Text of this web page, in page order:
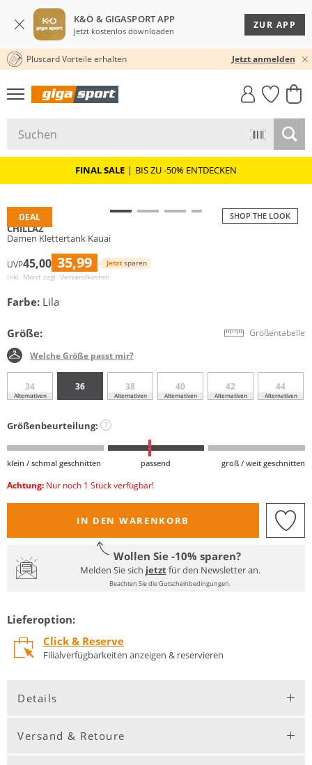
K&Ö & GIGASPORT APP
Jetzt kostenlos downloaden
ZUR APP
30 TAGE RÜCKGABERECHT
Pluscard Vorteile erhalten Jetzt anmelden
GIGASTYLE
FAHRRAD­
MUST-HAVE
FINAL SALE | BIS ZU -50% ENTDECKEN
SHOP THE LOOK
DEAL
CHILLAZ
Damen Klettertank Kauai
UVP45,00 35,99 Jetzt sparen
inkl. Mwst zzgl. Versandkosten
Farbe: Lila
Größe: Größentabelle
Welche Größe passt mir?
34
Alternativen
36 38
Alternativen
40
Alternativen
42
Alternativen
44
Alternativen
Größenbeurteilung: ?
klein / schmal geschnitten passend groß / weit geschnitten
Achtung: Nur noch 1 Stück verfügbar!
IN DEN WARENKORB
Wollen Sie -10% sparen?
Melden Sie sich jetztfür den Newsletter an.
Beachten Sie die Gutscheinbedingungen.
Lieferoption:
Click & Reserve
Filialverfügbarkeiten anzeigen & reservieren
Details
Versand & Retoure